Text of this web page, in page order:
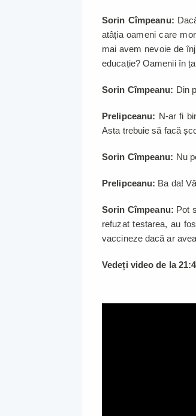
Sorin Cîmpeanu:
atâția oameni care
mai avem nevoie de
educație? Oamenii în
Sorin Cîmpeanu: Din
Prelipceanu: N-ar fi
Asta trebuie să facă
Sorin Cîmpeanu: Nu
Prelipceanu: Ba da!
Sorin Cîmpeanu: Pot
refuzat testarea, au
vaccineze dacă ar
Vedeți video de la